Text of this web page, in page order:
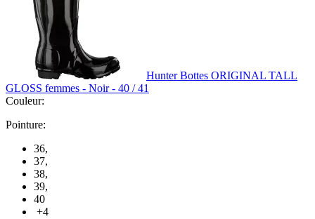
Hunter Bottes ORIGINAL TALL
GLOSS femmes - Noir - 40 / 41
Couleur:
Pointure:
36,
37,
38,
39,
40
+4